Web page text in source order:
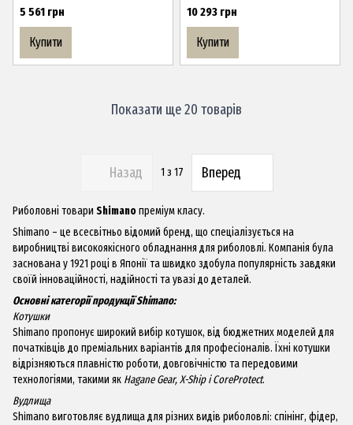
5 561 грн
Купити
10 293 грн
Купити
Показати ще 20 товарів
Назад 1 з 17 Вперед
Риболовні товари Shimanoпреміум класу.
Shimano – це всесвітньо відомий бренд, що спеціалізується на
виробництві високоякісного обладнання для риболовлі. Компанія була
заснована у 1921 році в Японії та швидко здобула популярність завдяки
своїй інноваційності, надійності та увазі до деталей.
Основні категорії продукції Shimano:
Котушки
Shimano пропонує широкий вибір котушок, від бюджетних моделей для
початківців до преміальних варіантів для професіоналів. Їхні котушки
відрізняються плавністю роботи, довговічністю та передовими
технологіями, такими як Hagane Gear, X-Ship і CoreProtect.
Вудлища
Shimano виготовляє вудлища для різних видів риболовлі: спінінг, фідер,